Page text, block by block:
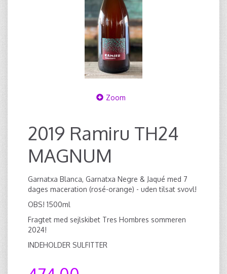
Zoom
2019 Ramiru TH24
MAGNUM
Garnatxa Blanca, Garnatxa Negre & Jaqué med 7
dages maceration (rosé-orange) - uden tilsat svovl!
OBS! 1500ml
Fragtet med sejlskibet Tres Hombres sommeren
2024!
INDEHOLDER SULFITTER